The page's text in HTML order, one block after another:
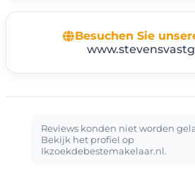
Besuchen Sie